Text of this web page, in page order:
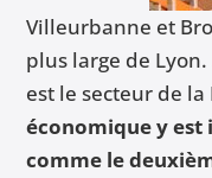
Villeurbanne et
plus large de
est le secteur de la
économique y
comme le